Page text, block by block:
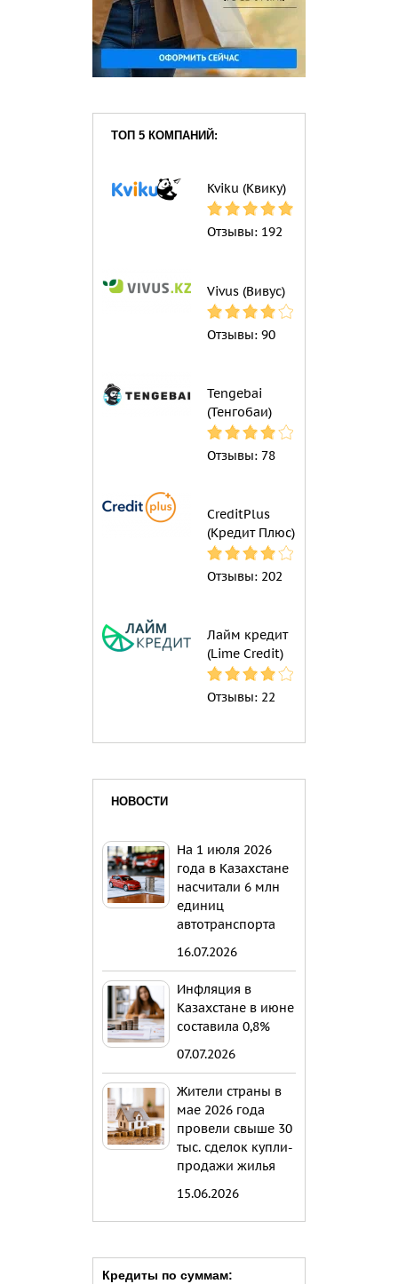
ТОП 5 КОМПАНИЙ:
Kviku (Квику)
Отзывы: 192
Vivus (Вивус)
Отзывы: 90
Tengebai
(Тенгобаи)
Отзывы: 78
CreditPlus
(Кредит Плюс)
Отзывы: 202
Лайм кредит
(Lime Credit)
Отзывы: 22
НОВОСТИ
На 1 июля 2026
года в Казахстане
насчитали 6 млн
единиц
автотранспорта
16.07.2026
Инфляция в
Казахстане в июне
составила 0,8%
07.07.2026
Жители страны в
мае 2026 года
провели свыше 30
тыс. сделок купли-
продажи жилья
15.06.2026
Кредиты по суммам: